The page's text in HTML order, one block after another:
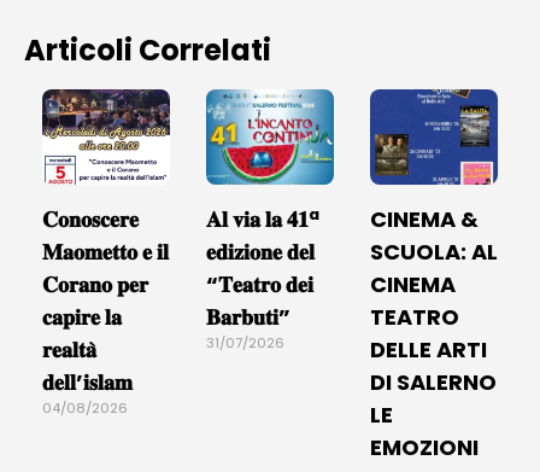
Articoli Correlati
𝐂𝐨𝐧𝐨𝐬𝐜𝐞𝐫𝐞
𝐌𝐚𝐨𝐦𝐞𝐭𝐭𝐨 𝐞 𝐢𝐥
𝐂𝐨𝐫𝐚𝐧𝐨 𝐩𝐞𝐫
𝐜𝐚𝐩𝐢𝐫𝐞 𝐥𝐚
𝐫𝐞𝐚𝐥𝐭𝐚̀
𝐝𝐞𝐥𝐥’𝐢𝐬𝐥𝐚𝐦
04/08/2026
𝐀𝐥 𝐯𝐢𝐚 𝐥𝐚 𝟒𝟏ª
𝐞𝐝𝐢𝐳𝐢𝐨𝐧𝐞 𝐝𝐞𝐥
“𝐓𝐞𝐚𝐭𝐫𝐨 𝐝𝐞𝐢
𝐁𝐚𝐫𝐛𝐮𝐭𝐢”
31/07/2026
CINEMA &
SCUOLA: AL
CINEMA
TEATRO
DELLE ARTI
DI SALERNO
LE
EMOZIONI